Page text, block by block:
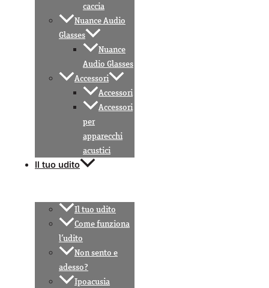
caccia
Nuance Audio
Glasses
Nuance
Audio Glasses
Accessori
Accessori
Accessori
per
apparecchi
acustici
Il tuo udito
Il tuo udito
Come funziona
l’udito
Non sento e
adesso?
Ipoacusia